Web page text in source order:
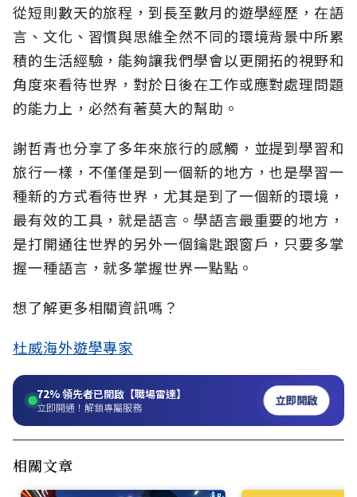
從短則數天的旅程，到長至數月的遊學經歷，在語
言、文化、習慣與思維全然不同的環境背景中所累
積的生活經驗，能夠讓我們學會以更開拓的視野和
角度來看待世界，對於日後在工作或應對處理問題
的能力上，必然有著莫大的幫助。
謝哲青也分享了多年來旅行的感觸，並提到學習和
旅行一樣，不僅僅是到一個新的地方，也是學習一
種新的方式看待世界，尤其是到了一個新的環境，
最有效的工具，就是語言。學語言最重要的地方，
是打開通往世界的另外一個鑰匙跟窗戶，只要多掌
握一種語言，就多掌握世界一點點。
想了解更多相關資訊嗎？
杜威海外遊學專家
72%領先者已開啟【職場雷達】
立即開通！解鎖專屬服務 立即開啟
相關文章